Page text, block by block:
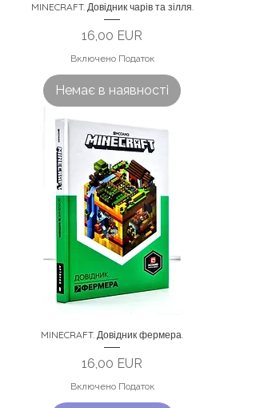
MINECRAFT. Довідник чарів та зілля.
Ціна
16,00 EUR
Включено Податок
Немає в наявності
MINECRAFT. Довідник фермера.
Ціна
16,00 EUR
Включено Податок